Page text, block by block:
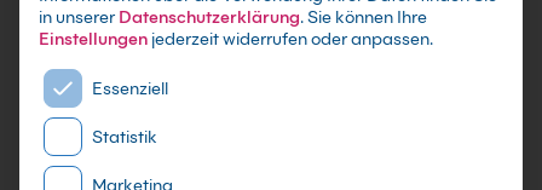
individuelle Firmen -und Inhouse-Schulungen
nach Maß - Live Online oder in Präsenz lernen -
In kleinen Gruppen oder im gezielten
Einzelcoaching
in unserer Datenschutzerklärung.Sie können Ihre
Einstellungen jederzeit widerrufen oder anpassen.
Es folgt eine Liste der Service-Gruppen, für die eine
Essenziell
Statistik
Marketing